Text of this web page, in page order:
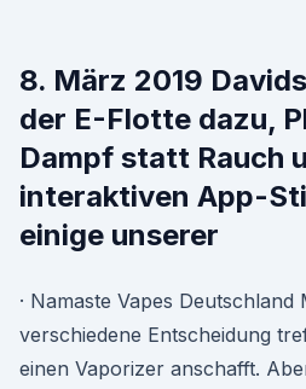
8. März 2019
der E-Flotte dazu,
Dampf statt Rauch
interaktiven App-
einige unserer
· Namaste Vapes Deutschland
verschiedene Entscheidung
einen Vaporizer anschafft.